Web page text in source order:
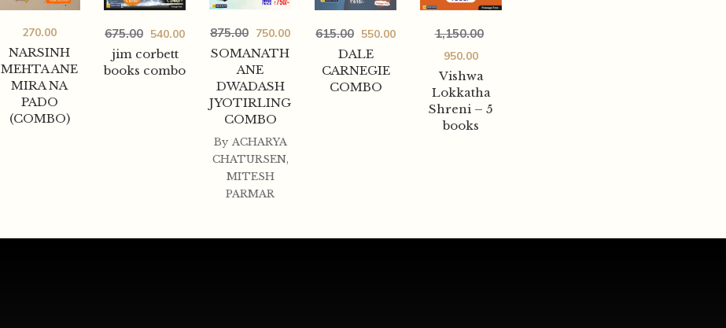
NARSINH
MEHTA ANE
MIRA NA
PADO
(COMBO)
270.00
jim corbett
books combo
675.00 540.00
SOMANATH
ANE
DWADASH
JYOTIRLING
COMBO
875.00 750.00
By ACHARYA
CHATURSEN,
MITESH
PARMAR
DALE
CARNEGIE
COMBO
615.00 550.00
Vishwa
Lokkatha
Shreni – 5
books
1,150.00
950.00